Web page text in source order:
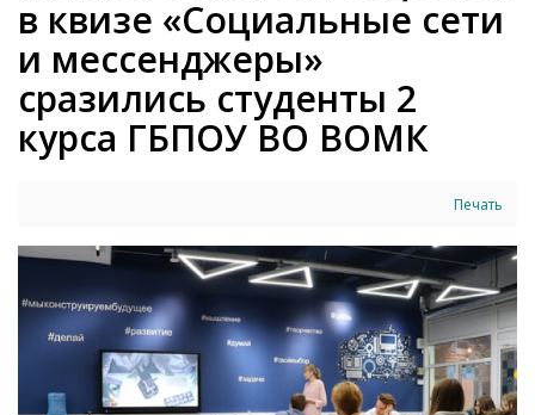
в квизе «Социальные сети
и мессенджеры»
сразились студенты 2
курса ГБПОУ ВО ВОМК
Печать